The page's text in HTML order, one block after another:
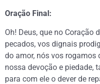
Oração Final:
Oh! Deus, que no Coração
pecados, vos dignais
do amor, nós vos rogamos
nossa devoção e piedade,
para com ele o dever de